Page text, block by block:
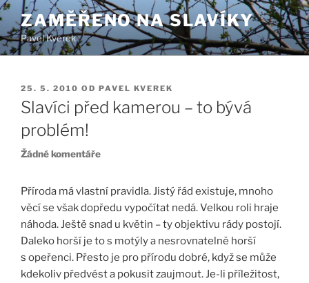
Přejít
k
obsahu
webu
ZAMĚŘENO NA SLAVÍKY
Pavel Kverek
PUBLIKOVÁNO
25. 5. 2010 OD PAVEL KVEREK
Slavíci před kamerou – to bývá
problém!
Žádné komentářeu
názvem
Slavíci
před
kamerou
–
to
Příroda má vlastní pravidla. Jistý řád existuje, mnoho
věcí se však dopředu vypočítat nedá. Velkou roli hraje
náhoda. Ještě snad u květin – ty objektivu rády postojí.
Daleko horší je to s motýly a nesrovnatelně horší
s opeřenci. Přesto je pro přírodu dobré, když se může
kdekoliv předvést a pokusit zaujmout. Je-li příležitost,